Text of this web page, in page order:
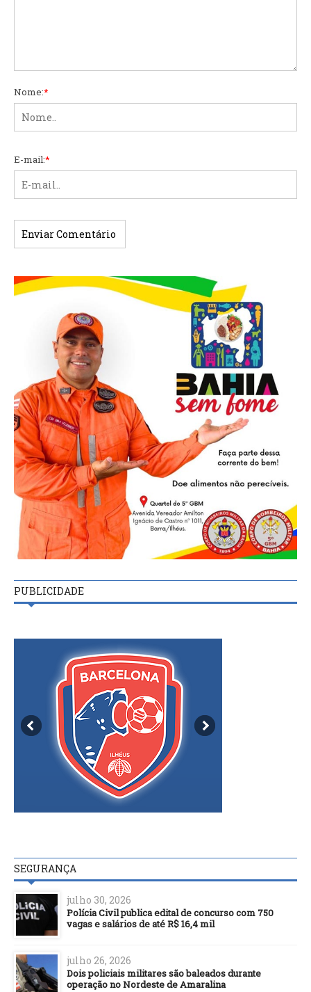
Nome:*
E-mail:*
PUBLICIDADE
SEGURANÇA
julho 30, 2026
Polícia Civil publica edital de concurso com 750
vagas e salários de até R$ 16,4 mil
julho 26, 2026
Dois policiais militares são baleados durante
operação no Nordeste de Amaralina